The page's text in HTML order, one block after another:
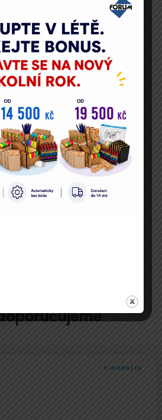
číslo.
určen
učitelky MŠje určen
mateřských škol, dále
pro děti předškolního a
14 dní
elektronicky ve
prázdnin. Každé číslo má 10
předplatného. Každé číslo
E-MAGAZÍN